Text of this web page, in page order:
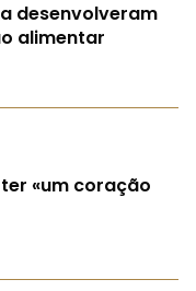
desenvolveram
alimentar
«um coração